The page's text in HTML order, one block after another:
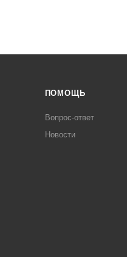
ПОМОЩЬ
Вопрос-ответ
Новости